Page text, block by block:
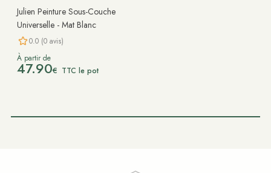
Julien Peinture Sous-Couche
Universelle - Mat Blanc
0.0 (0 avis)
À partir de
47.90€ TTC le pot